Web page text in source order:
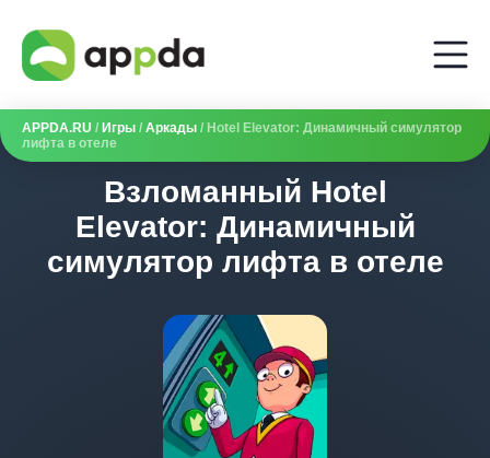
APPDA.RU / Игры / Аркады / Hotel Elevator: Динамичный симулятор
лифта в отеле
Взломанный Hotel
Elevator: Динамичный
симулятор лифта в отеле